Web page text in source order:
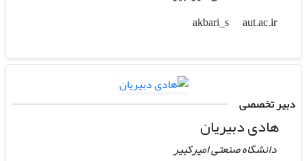
akbari_s
aut.ac.ir
دبیر تخصصی
هادی دبیریان
دانشگاه صنعتی امیرکبیر